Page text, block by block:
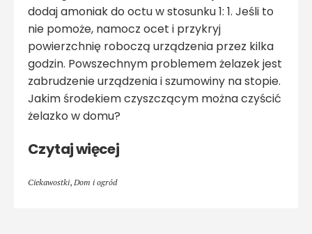
dodaj amoniak do octu w stosunku 1: 1. Jeśli to
nie pomoże, namocz ocet i przykryj
powierzchnię roboczą urządzenia przez kilka
godzin. Powszechnym problemem żelazek jest
zabrudzenie urządzenia i szumowiny na stopie.
Jakim środekiem czyszczącym można czyścić
żelazko w domu?
Czytaj więcej
Ciekawostki, Dom i ogród